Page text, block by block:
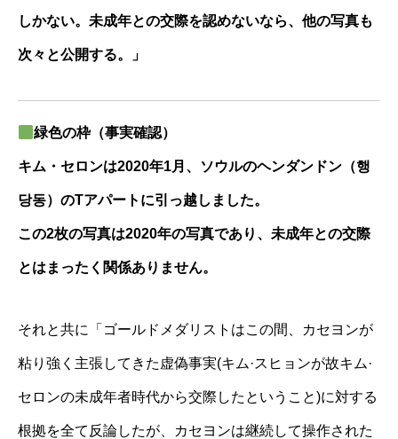
しかない。未成年との交際を認めないなら、他の写真も
次々と公開する。」
緑色の枠（事実確認）
キム・セロンは2020年1月、ソウルのヘンダンドン（행
당동）のTアパートに引っ越しました。
この2枚の写真は2020年の写真であり、未成年との交際
とはまったく関係ありません。
それと共に「ゴールドメダリストはこの間、カセヨンが
粘り強く主張してきた虚偽事実(キム·スヒョンが故キム·
セロンの未成年者時代から交際したということ)に対する
根拠を全て反論したが、カセヨンは継続して操作された